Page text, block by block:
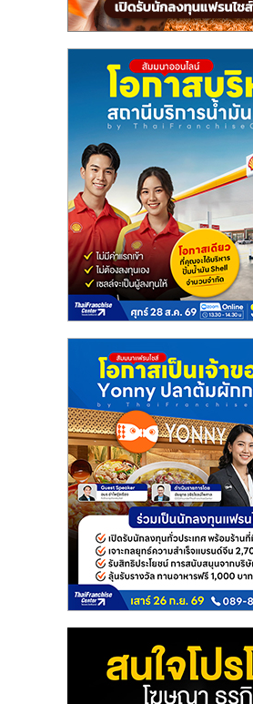
แฟ
ไชส์
ขาย
แฟ
ไชส์
แฟ
ไชส์
ขาย
หน้า
บ้าน
ลงทุน